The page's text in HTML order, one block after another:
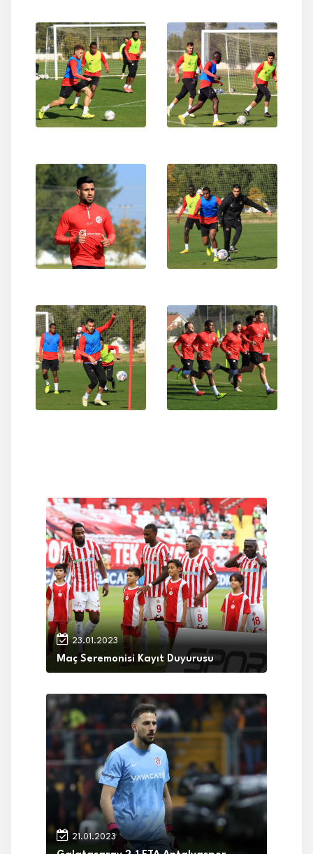
23.01.2023
Maç Seremonisi Kayıt Duyurusu
21.01.2023